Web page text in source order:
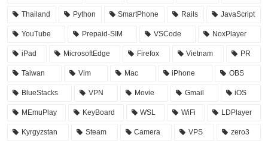
Thailand Python SmartPhone Rails JavaScript
YouTube Prepaid-SIM VSCode NoxPlayer
iPad MicrosoftEdge Firefox Vietnam PR
Taiwan Vim Mac iPhone OBS
BlueStacks VPN Movie Gmail iOS
MEmuPlay KeyBoard WSL WiFi LDPlayer
Kyrgyzstan Steam Camera VPS zero3